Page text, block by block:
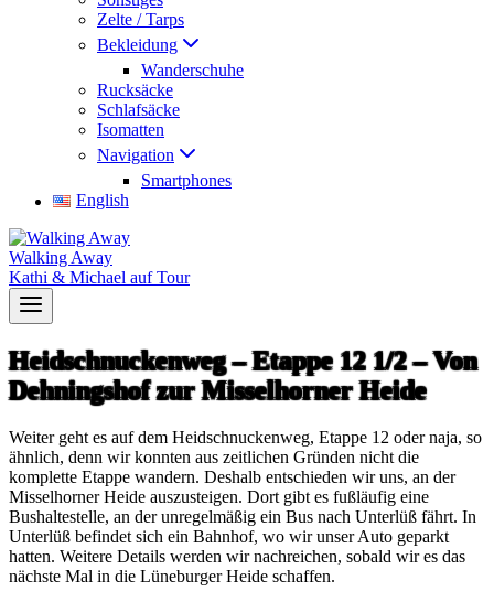
Zelte / Tarps
Bekleidung
Wanderschuhe
Rucksäcke
Schlafsäcke
Isomatten
Navigation
Smartphones
English
Walking Away
Kathi & Michael auf Tour
Heidschnuckenweg – Etappe 12 1/2 – Von
Dehningshof zur Misselhorner Heide
Weiter geht es auf dem Heidschnuckenweg, Etappe 12 oder naja, so
ähnlich, denn wir konnten aus zeitlichen Gründen nicht die
komplette Etappe wandern. Deshalb entschieden wir uns, an der
Misselhorner Heide auszusteigen. Dort gibt es fußläufig eine
Bushaltestelle, an der unregelmäßig ein Bus nach Unterlüß fährt. In
Unterlüß befindet sich ein Bahnhof, wo wir unser Auto geparkt
hatten. Weitere Details werden wir nachreichen, sobald wir es das
nächste Mal in die Lüneburger Heide schaffen.